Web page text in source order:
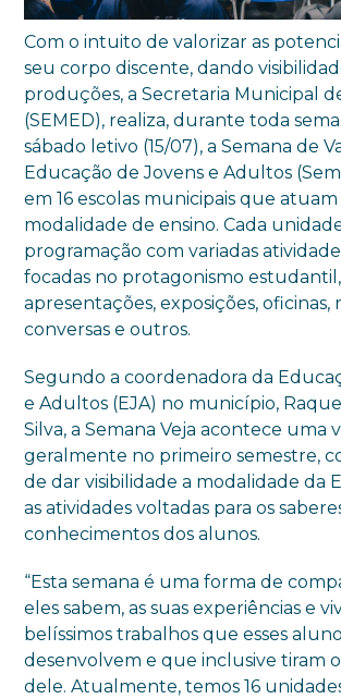
Com o intuito de valorizar as
seu corpo discente, dando
produções, a Secretaria Municipal
(SEMED), realiza, durante toda
sábado letivo (15/07), a Semana de
Educação de Jovens e Adultos
em 16 escolas municipais que
modalidade de ensino. Cada
programação com variadas
focadas no protagonismo
apresentações, exposições, oficinas,
conversas e outros.
Segundo a coordenadora da
e Adultos (EJA) no município,
Silva, a Semana Veja acontece uma
geralmente no primeiro semestre,
de dar visibilidade a modalidade da
as atividades voltadas para os
conhecimentos dos alunos.
“Esta semana é uma forma de
eles sabem, as suas experiências e
belíssimos trabalhos que esses
desenvolvem e que inclusive tiram
dele. Atualmente, temos 16